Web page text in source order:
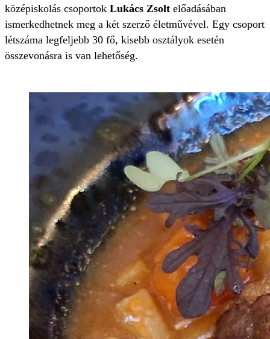
középiskolás csoportok Lukács Zsolt előadásában
ismerkedhetnek meg a két szerző életművével. Egy csoport
létszáma legfeljebb 30 fő, kisebb osztályok esetén
összevonásra is van lehetőség.